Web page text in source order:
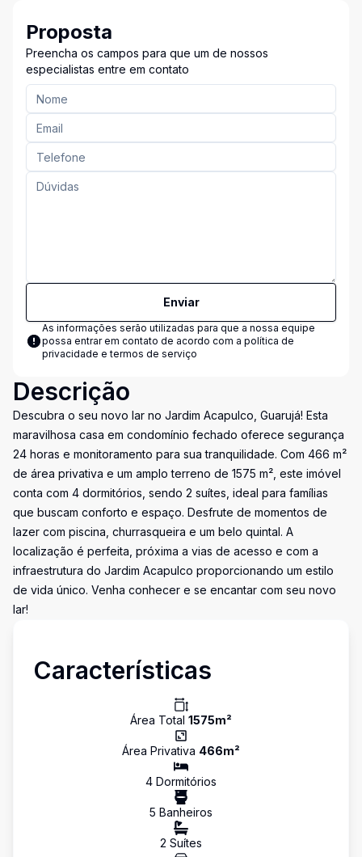
Proposta
Preencha os campos para que um de nossos
especialistas entre em contato
Enviar
As informações serão utilizadas para que a nossa equipe
possa entrar em contato de acordo com a política de
privacidade e termos de serviço
Descrição
Descubra o seu novo lar no Jardim Acapulco, Guarujá! Esta
maravilhosa casa em condomínio fechado oferece segurança
24 horas e monitoramento para sua tranquilidade. Com 466 m²
de área privativa e um amplo terreno de 1575 m², este imóvel
conta com 4 dormitórios, sendo 2 suítes, ideal para famílias
que buscam conforto e espaço. Desfrute de momentos de
lazer com piscina, churrasqueira e um belo quintal. A
localização é perfeita, próxima a vias de acesso e com a
infraestrutura do Jardim Acapulco proporcionando um estilo
de vida único. Venha conhecer e se encantar com seu novo
lar!
Características
Área Total 1575m²
Área Privativa 466m²
4 Dormitórios
5 Banheiros
2 Suítes